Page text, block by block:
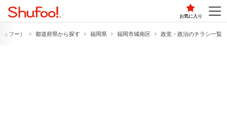
お気に入り
フー） 都道府県から探す 福岡県 福岡市城南区 政党・政治のチラシ一覧